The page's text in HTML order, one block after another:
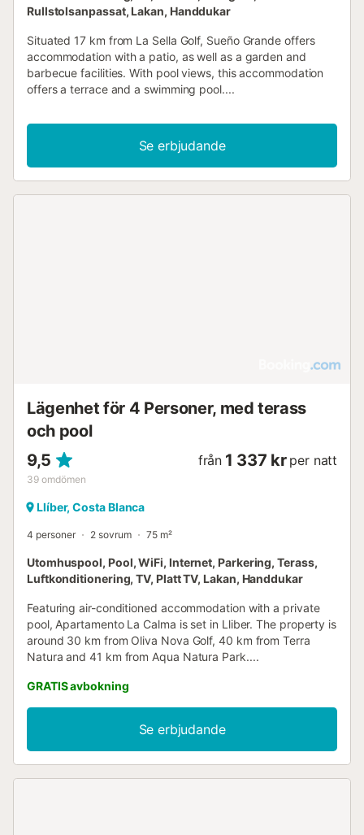
Rullstolsanpassat, Lakan, Handdukar
Situated 17 km from La Sella Golf, Sueño Grande offers
accommodation with a patio, as well as a garden and
barbecue facilities. With pool views, this accommodation
offers a terrace and a swimming pool....
Se erbjudande
Lägenhet för 4 Personer, med terass
och pool
9,5
39 omdömen
från 1 337 kr per natt
Llíber, Costa Blanca
4 personer 2 sovrum 75 m²
Utomhuspool, Pool, WiFi, Internet, Parkering, Terass,
Luftkonditionering, TV, Platt TV, Lakan, Handdukar
Featuring air-conditioned accommodation with a private
pool, Apartamento La Calma is set in Lliber. The property is
around 30 km from Oliva Nova Golf, 40 km from Terra
Natura and 41 km from Aqua Natura Park....
GRATIS avbokning
Se erbjudande